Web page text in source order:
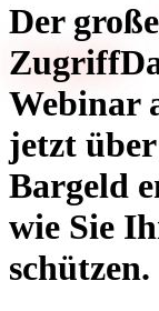
Der große
Zugriff
Webinar
jetzt
Bargeld
wie Sie
schützen.